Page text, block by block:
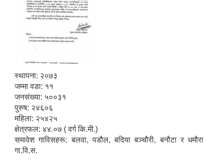
स्थापना: २०७३
जम्मा वडा: ११
जनसंख्या: ५००३१
पुरुष: २४६०६
महिला: २५४२५
क्षेत्रफल: ४४.०७ ( वर्ग कि.मी.)
समावेश गाविसहरू: बलवा, पडौल, बदिया बञ्चौरी, बनौटा र धमौरा
गा.वि.स.